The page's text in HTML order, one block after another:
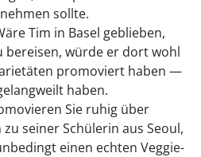
sollte.
Tim in Basel geblieben,
bereisen, würde er dort wohl
promoviert haben —
haben.
Sie ruhig über
seiner Schülerin aus Seoul,
einen echten Veggie-